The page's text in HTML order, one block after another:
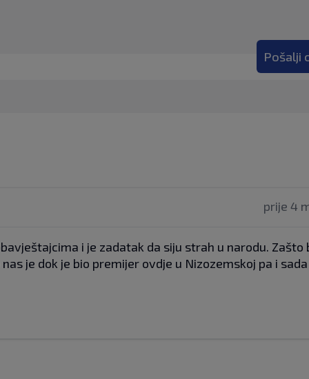
Pošalji
prije 4
i je zadatak da siju strah u narodu. Zašto
je dok je bio premijer ovdje u Nizozemskoj pa i